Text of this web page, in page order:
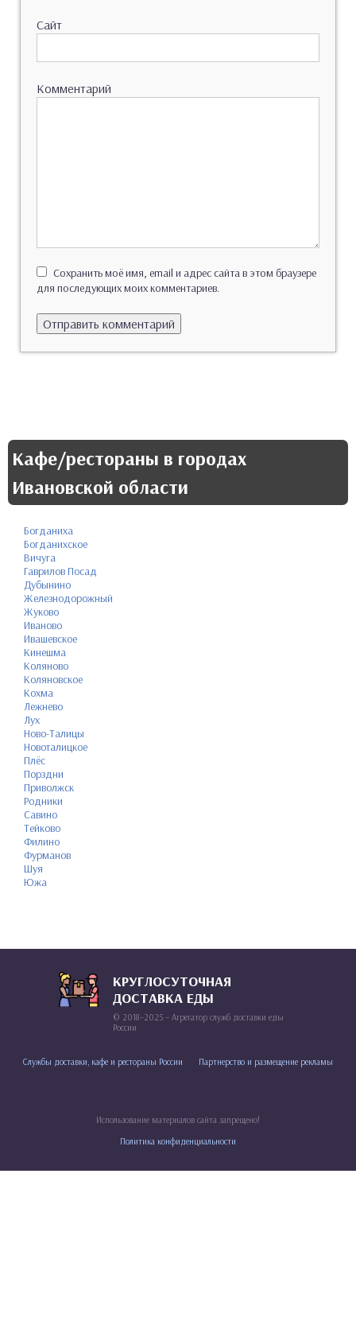
Сайт
Комментарий
Сохранить моё имя, email и адрес сайта в этом браузере
для последующих моих комментариев.
Кафе/рестораны в городах
Ивановской области
Богданиха
Богданихское
Вичуга
Гаврилов Посад
Дубынино
Железнодорожный
Жуково
Иваново
Ивашевское
Кинешма
Коляново
Коляновское
Кохма
Лежнево
Лух
Ново-Талицы
Новоталицкое
Плёс
Порздни
Приволжск
Родники
Савино
Тейково
Филино
Фурманов
Шуя
Южа
КРУГЛОСУТОЧНАЯ
ДОСТАВКА ЕДЫ
© 2018–2025 – Агрегатор служб доставки еды
России
Службы доставки, кафе и рестораны России Партнерство и размещение рекламы
Использование материалов сайта запрещено!
Политика конфиденциальности